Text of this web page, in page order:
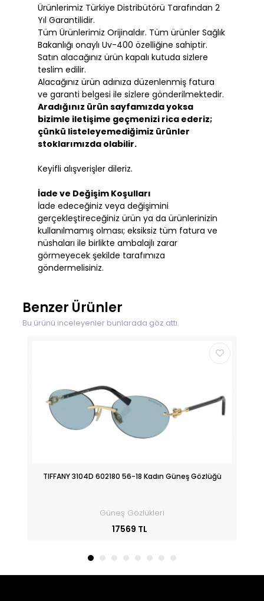
Ürünlerimiz Türkiye Distribütörü Tarafından 2
Yıl Garantilidir.
Tüm Ürünlerimiz Orijinaldır. Tüm ürünler Sağlık
Bakanlığı onaylı Uv-400 özelliğine sahiptir.
Satın alacağınız ürün kapalı kutuda sizlere
teslim edilir.
Alacağınız ürün adınıza düzenlenmiş fatura
ve garanti belgesi ile sizlere gönderilmektedir.
Aradığınız ürün sayfamızda yoksa
bizimle iletişime geçmenizi rica ederiz;
çünkü listeleyemediğimiz ürünler
stoklarımızda olabilir.
Keyifli alışverişler dileriz.
İade ve Değişim Koşulları
İade edeceğiniz veya değişimini
gerçekleştireceğiniz ürün ya da ürünlerinizin
kullanılmamış olması; eksiksiz tüm fatura ve
nüshaları ile birlikte ambalajlı zarar
görmeyecek şekilde tarafımıza
göndermelisiniz.
Benzer Ürünler
Bu ürünü inceleyenler bunlarada göz attı.
TIFFANY 3104D 602180 56-18 Kadın Güneş Gözlüğü
Güneş Gözlükleri
17569 TL